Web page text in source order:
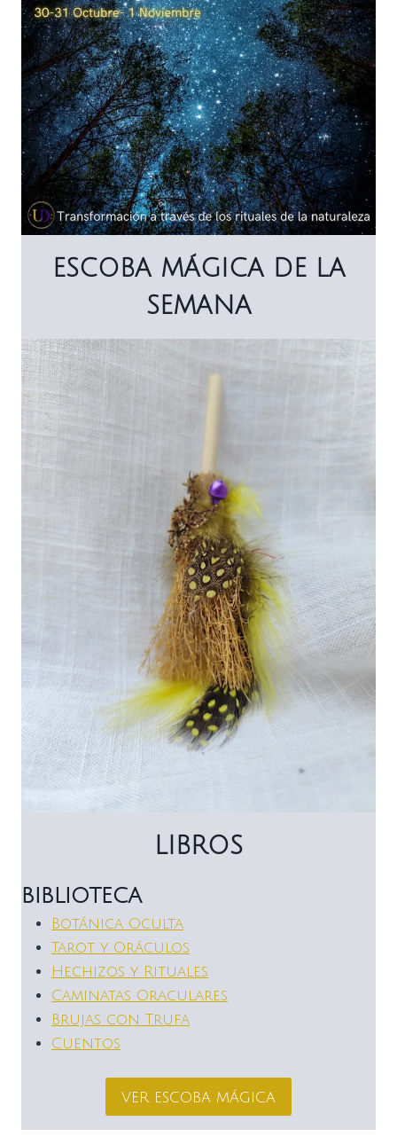
ESCOBA MÁGICA DE LA
SEMANA
LIBROS
BIBLIOTECA
Botánica Oculta
Tarot y Oráculos
Hechizos y Rituales
Caminatas Oraculares
Brujas con Trufa
Cuentos
ver escoba mágica